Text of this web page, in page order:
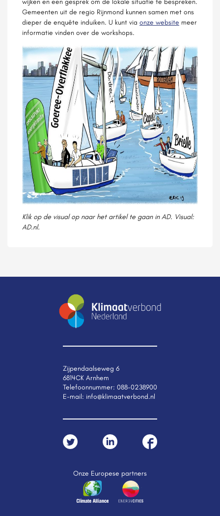
Gemeenten uit de regio Rijnmond kunnen samen met ons
dieper de enquête induiken. U kunt via onze website meer
informatie vinden over de workshops.
Klik op de visual op naar het artikel te gaan in AD. Visual:
AD.nl.
Zijpendaalseweg 6
6814CK Arnhem
Telefoonnummer: 088-0238900
E-mail: info@klimaatverbond.nl
Onze Europese partners